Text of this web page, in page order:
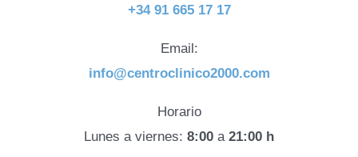
+34 91 665 17 17
Email:
info@centroclinico2000.com
Horario
Lunes a viernes: 8:00 a 21:00 h